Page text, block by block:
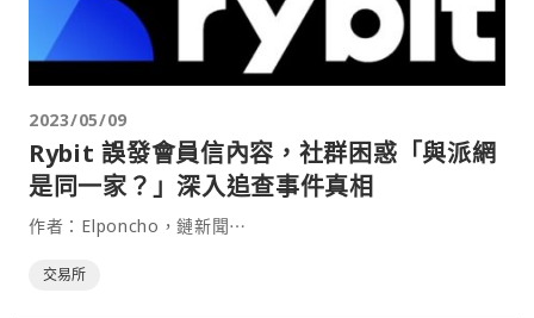
2023/05/09
Rybit 誤發會員信內容，社群困惑「與派網
是同一家？」深入追查事件真相
作者：Elponcho，鏈新聞⋯
交易所